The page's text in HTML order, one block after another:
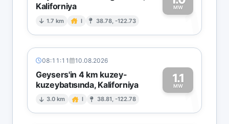
Kaliforniya
1.7 km I 38.78, -122.73
MW1
08:11:11 10.08.2026
Geysers'in 4 km kuzey-
kuzeybatısında, Kaliforniya
3.0 km I 38.81, -122.78
1.1
MW1